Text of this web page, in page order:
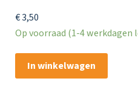
€3,50
Op voorraad (1-4 werkdagen
In winkelwagen